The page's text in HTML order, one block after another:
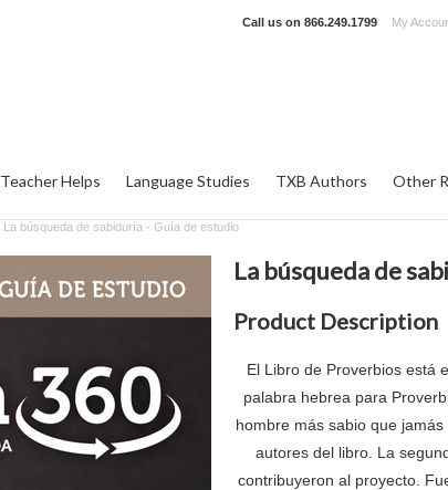
Call us on 866.249.1799 My
Teacher Helps Language Studies TXB Authors Other
La búsqueda de sabiduría - Guía de estudio
La búsqueda de
Product Description
El Libro de Proverbios está
palabra hebrea para
hombre más sabio que
autores del libro. La
contribuyeron al proyecto.